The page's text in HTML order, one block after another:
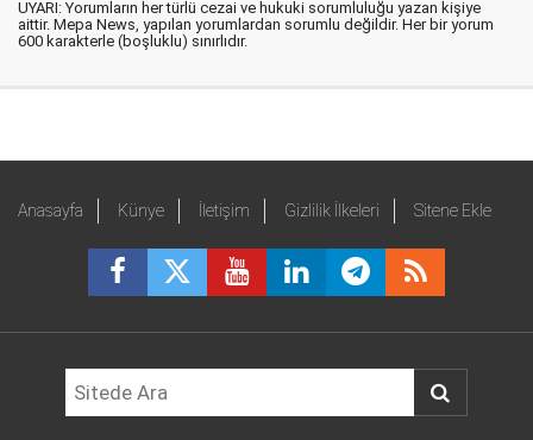
UYARI: Yorumların her türlü cezai ve hukuki sorumluluğu yazan kişiye
aittir. Mepa News, yapılan yorumlardan sorumlu değildir. Her bir yorum
600 karakterle (boşluklu) sınırlıdır.
Anasayfa Künye İletişim Gizlilik İlkeleri Sitene Ekle